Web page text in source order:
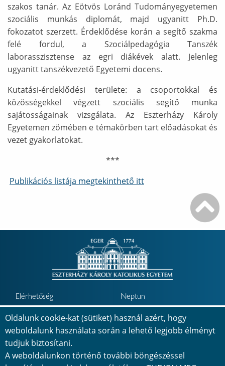
Oldalunk cookie-kat (sütiket) használ azért, hogy
weboldalunk használata során a lehető legjobb élményt
tudjuk biztosítani.
A weboldalunkon történő további böngészéssel
szakos tanár. Az Eötvös Loránd Tudományegyetemen
szociális munkás diplomát, majd ugyanitt Ph.D.
fokozatot szerzett. Érdeklődése korán a segítő szakma
felé fordul, a Szociálpedagógia Tanszék
laborasszisztense az egri diákévek alatt. Jelenleg
ugyanitt tanszékvezető Egyetemi docens.
Kutatási-érdeklődési területe: a csoportokkal és
közösségekkel végzett szociális segítő munka
sajátosságainak vizsgálata. Az Eszterházy Károly
Egyetemen zömében e témakörben tart előadásokat és
vezet gyakorlatokat.
***
Publikációs listája megtekinthető itt
Elérhetőség Neptun
Minőségbiztosítás Jövőkép
Telefonkönyv Térkép
Adatvédelem Impresszum